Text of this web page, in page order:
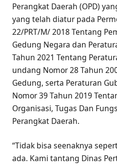
Perangkat Daerah (OPD)
yang telah diatur pada
22/PRT/M/ 2018 Tentang
Gedung Negara dan
Tahun 2021 Tentang
undang Nomor 28 Tahun
Gedung, serta Peraturan
Nomor 39 Tahun 2019
Organisasi, Tugas Dan
Perangkat Daerah.
“Tidak bisa seenaknya
ada. Kami tantang Dinas